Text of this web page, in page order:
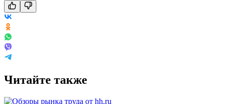
Читайте также